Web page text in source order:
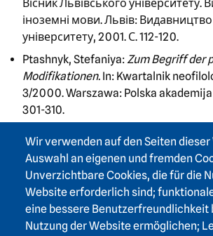
Wir verwenden auf den Seiten
Auswahl an eigenen und fremden
Unverzichtbare Cookies, die für die
Website erforderlich sind;
eine bessere Benutzerfreundlichkeit
Nutzung der Website ermöglichen;
Вісник Львівського університету.
іноземні мови. Львів:
університету, 2001. С. 112-120.
Ptashnyk, Stefaniya: Zum Begriff der
Modifikationen. In: Kwartalnik
3/2000. Warszawa: Polska
301-310.
модифікацій у газетному тексті
Funktionen phraseologischer
Zeitungstexten – ukr.].In: Науковий
Чернівецького університету.
філологія. Чернівці: Видавництво
університету, 2000. С. 94-105.